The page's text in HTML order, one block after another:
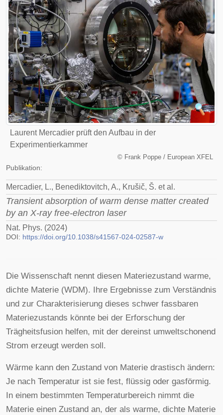
Laurent Mercadier prüft den Aufbau in der
Experimentierkammer
© Frank Poppe / European XFEL
Publikation:
Mercadier, L., Benediktovitch, A., Krušič, Š. et al.
Transient absorption of warm dense matter created
by an X-ray free-electron laser
Nat. Phys. (2024)
DOI: https://doi.org/10.1038/s41567-024-02587-w
Die Wissenschaft nennt diesen Materiezustand warme,
dichte Materie (WDM). Ihre Ergebnisse zum Verständnis
und zur Charakterisierung dieses schwer fassbaren
Materiezustands könnte bei der Erforschung der
Trägheitsfusion helfen, mit der dereinst umweltschonend
Strom erzeugt werden soll.
Wärme kann den Zustand von Materie drastisch ändern:
Je nach Temperatur ist sie fest, flüssig oder gasförmig.
In einem bestimmten Temperaturbereich nimmt die
Materie einen Zustand an, der als warme, dichte Materie